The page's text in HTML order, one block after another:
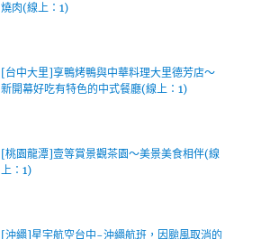
燒肉(線上：1)
[台中大里]享鴨烤鴨與中華料理大里德芳店～
新開幕好吃有特色的中式餐廳(線上：1)
[桃園龍潭]壹等賞景觀茶園～美景美食相伴(線
上：1)
[沖繩]星宇航空台中-沖繩航班，因颱風取消的